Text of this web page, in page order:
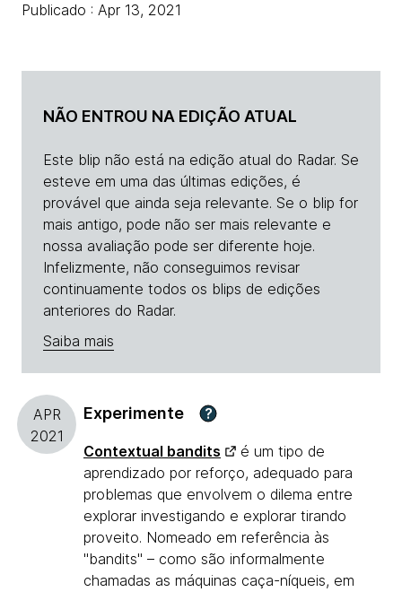
Publicado : Apr 13, 2021
NÃO ENTROU NA EDIÇÃO ATUAL
Este blip não está na edição atual do Radar. Se
esteve em uma das últimas edições, é
provável que ainda seja relevante. Se o blip for
mais antigo, pode não ser mais relevante e
nossa avaliação pode ser diferente hoje.
Infelizmente, não conseguimos revisar
continuamente todos os blips de edições
anteriores do Radar.
Saiba mais
APR
2021
Experimente ?
Contextual bandits
é um tipo de
aprendizado por reforço, adequado para
problemas que envolvem o dilema entre
explorar investigando e explorar tirando
proveito. Nomeado em referência às
"bandits" – como são informalmente
chamadas as máquinas caça-níqueis, em